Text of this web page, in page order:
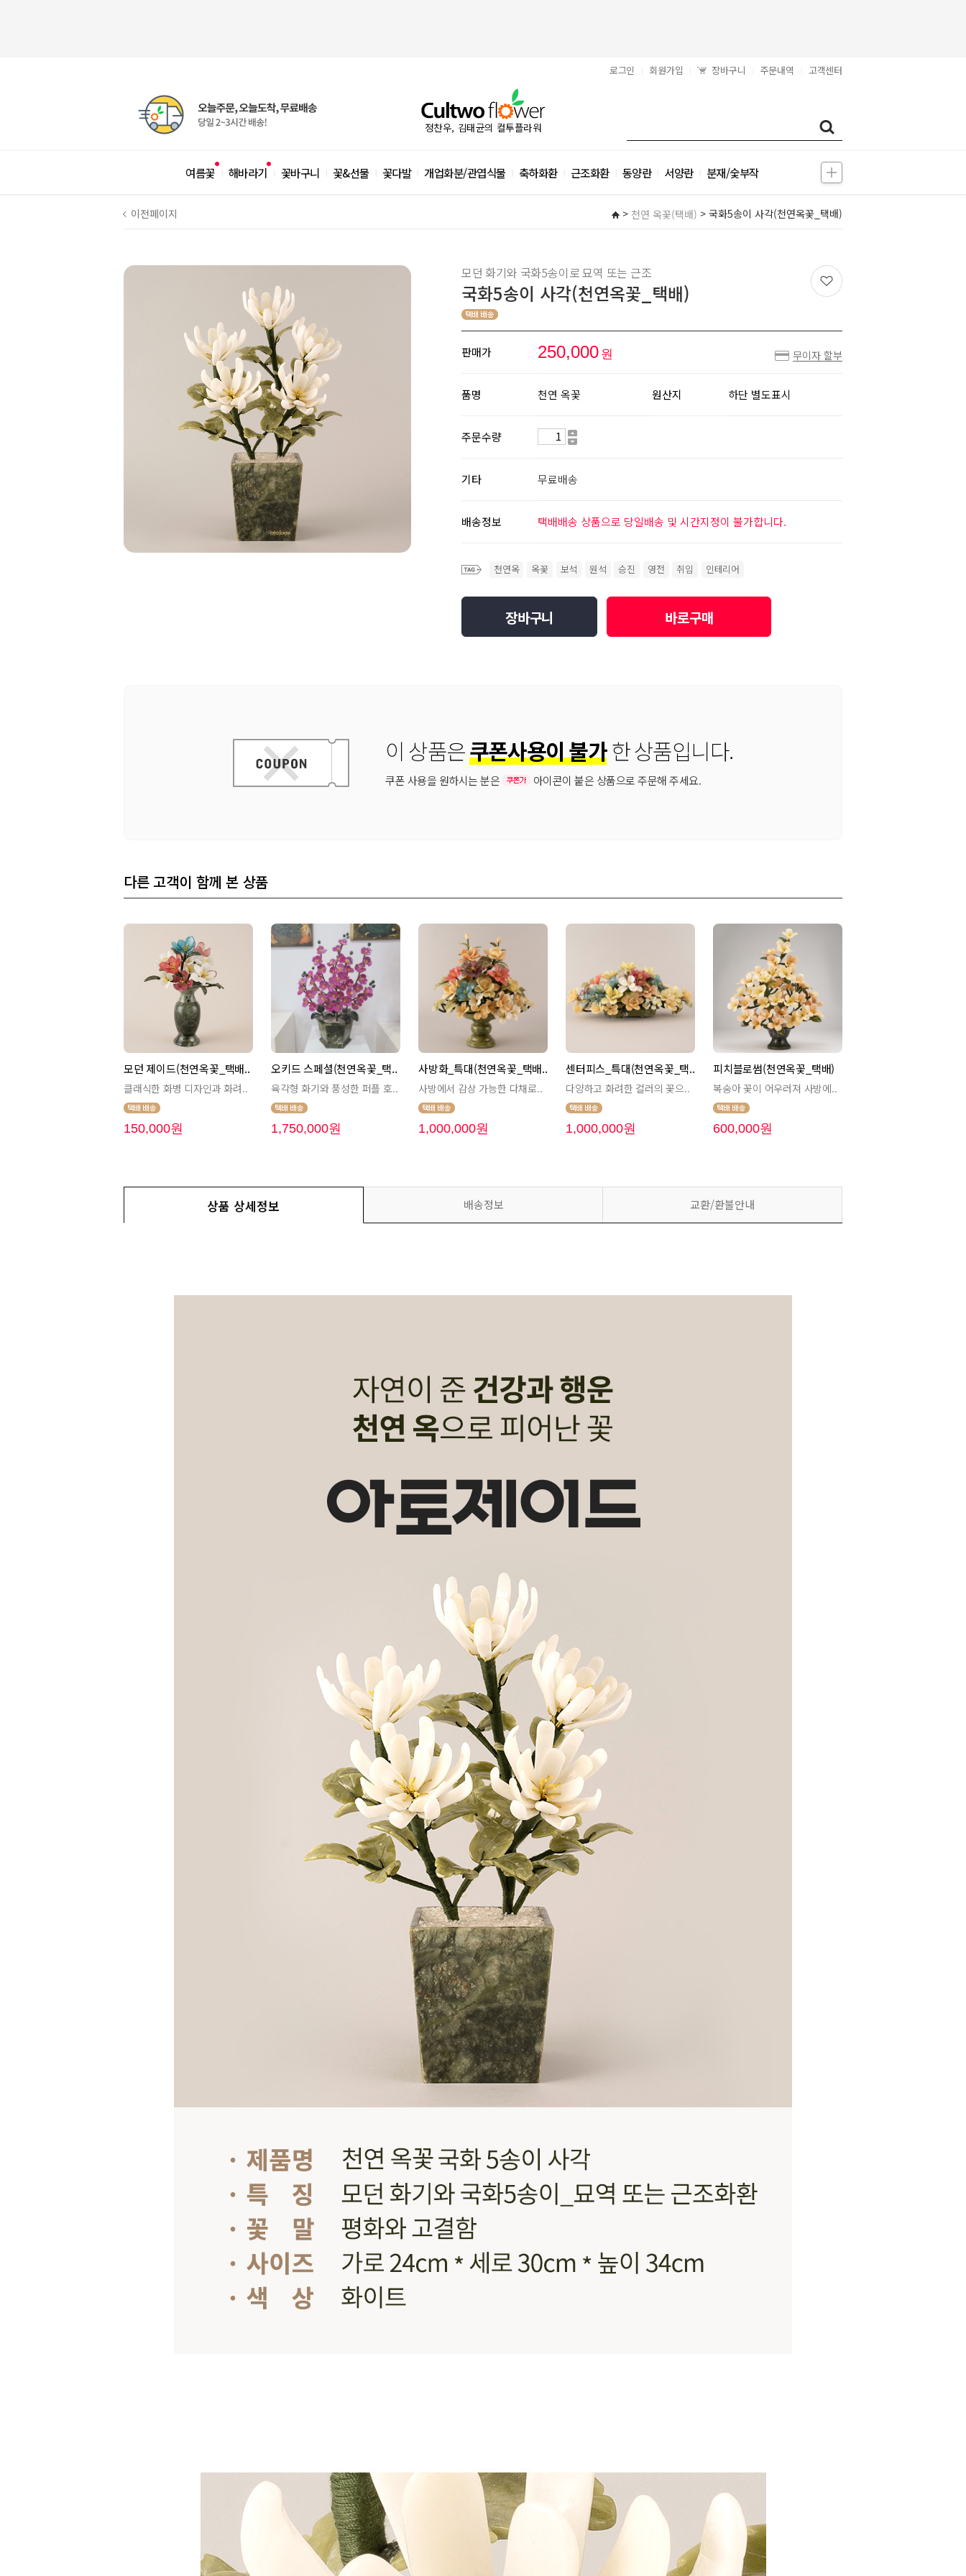
로그인 회원가입 장바구니 주문내역 고객센터
정찬우, 김태균의 컬투플라워
여름꽃 해바라기 꽃바구니 꽃&선물 꽃다발 개업화분/관엽식물 축하화환 근조화환 동양란 서양란 분재/숯부작
이전페이지 > 천연 옥꽃(택배) > 국화5송이 사각(천연옥꽃_택배)
모던 화기와 국화5송이로 묘역 또는 근조
국화5송이 사각(천연옥꽃_택배)
판매가 250,000 원 무이자 할부
품명 천연 옥꽃 원산지 하단 별도표시
주문수량
기타 무료배송
배송정보 택배배송 상품으로 당일배송 및 시간지정이 불가합니다.
천연옥 옥꽃 보석 원석 승진 영전 취임 인테리어
장바구니 바로구매
이 상품은쿠폰사용이 불가한 상품입니다.
쿠폰 사용을 원하시는 분은 아이콘이 붙은 상품으로 주문해 주세요.
다른 고객이 함께 본 상품
모던 제이드(천연옥꽃_택배..
클래식한 화병 디자인과 화려..
150,000원
오키드 스페셜(천연옥꽃_택..
육각형 화기와 풍성한 퍼플 호..
1,750,000원
사방화_특대(천연옥꽃_택배..
사방에서 감상 가능한 다채로..
1,000,000원
센터피스_특대(천연옥꽃_택..
다양하고 화려한 컬러의 꽃으..
1,000,000원
피치블로썸(천연옥꽃_택배)
복숭아 꽃이 어우러져 사방에..
600,000원
상품 상세정보 배송정보 교환/환불안내